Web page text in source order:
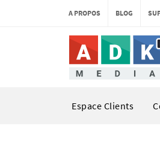
A PROPOS BLOG
Espace Clients